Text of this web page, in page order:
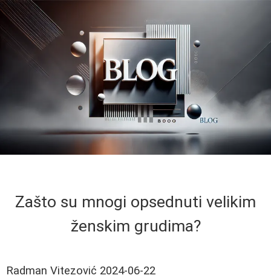
Zašto su mnogi opsednuti velikim
ženskim grudima?
Radman Vitezović 2024-06-22